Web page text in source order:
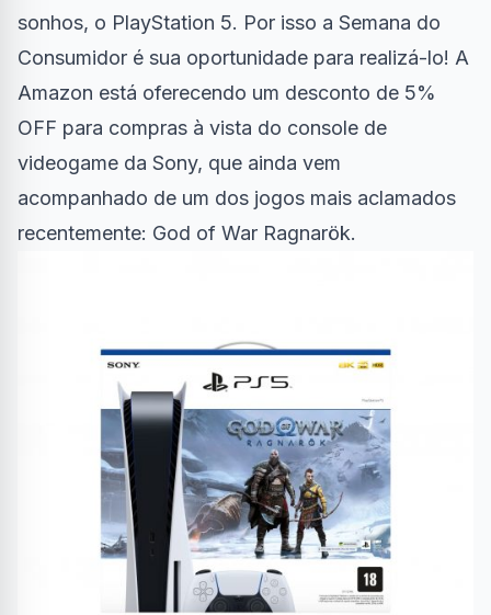
sonhos, o PlayStation 5. Por isso a Semana do
Consumidor é sua oportunidade para realizá-lo! A
Amazon está oferecendo um desconto de 5%
OFF para compras à vista do console de
videogame da Sony, que ainda vem
acompanhado de um dos jogos mais aclamados
recentemente: God of War Ragnarök.